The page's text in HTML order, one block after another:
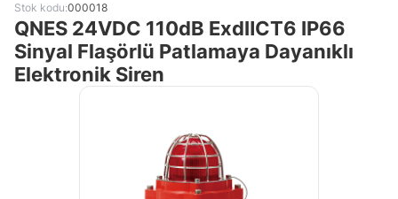
Stok kodu:000018
QNES 24VDC 110dB ExdⅡCT6 IP66
Sinyal Flaşörlü Patlamaya Dayanıklı
Elektronik Siren